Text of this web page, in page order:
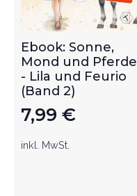
Ebook: Sonne,
Mond und Pferde
- Lila und Feurio
(Band 2)
7,99 €
inkl. MwSt.